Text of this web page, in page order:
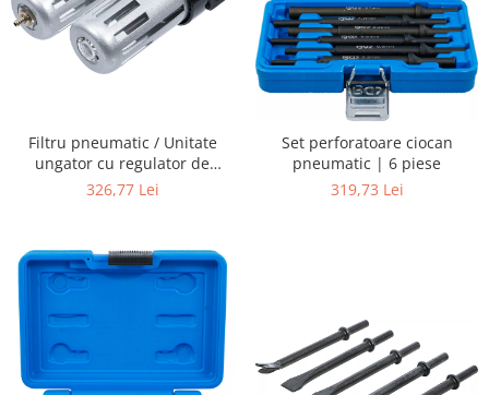
Filtru pneumatic / Unitate
ungator cu regulator de
presiune
326,77 Lei
Set perforatoare ciocan
pneumatic | 6 piese
319,73 Lei